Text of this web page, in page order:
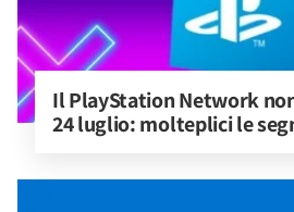
Il PlayStation Network
24 luglio: molteplici le